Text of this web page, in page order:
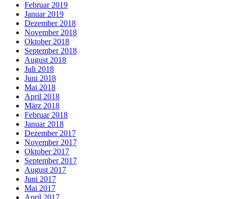
Februar 2019
Januar 2019
Dezember 2018
November 2018
Oktober 2018
September 2018
August 2018
Juli 2018
Juni 2018
Mai 2018
April 2018
März 2018
Februar 2018
Januar 2018
Dezember 2017
November 2017
Oktober 2017
September 2017
August 2017
Juni 2017
Mai 2017
April 2017